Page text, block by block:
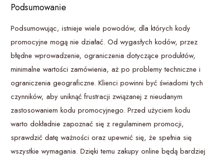
Podsumowanie
Podsumowując, istnieje wiele powodów, dla których kody
promocyjne mogą nie działać. Od wygasłych kodów, przez
błędne wprowadzenie, ograniczenia dotyczące produktów,
minimalne wartości zamówienia, aż po problemy techniczne i
ograniczenia geograficzne. Klienci powinni być świadomi tych
czynników, aby uniknąć frustracji związanej z nieudanym
zastosowaniem kodu promocyjnego. Przed użyciem kodu
warto dokładnie zapoznać się z regulaminem promocji,
sprawdzić datę ważności oraz upewnić się, że spełnia się
wszystkie wymagania. Dzięki temu zakupy online będą bardziej